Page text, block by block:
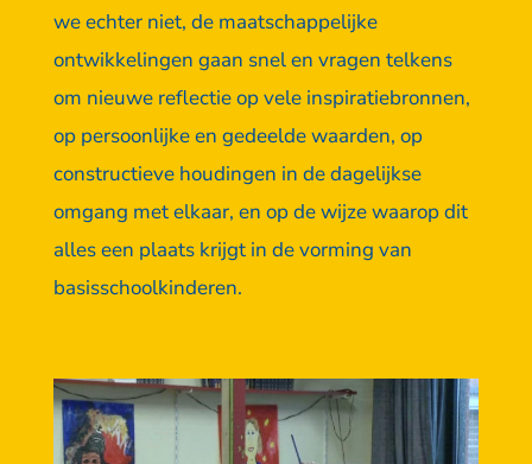
we echter niet, de maatschappelijke
ontwikkelingen gaan snel en vragen telkens
om nieuwe reflectie op vele inspiratiebronnen,
op persoonlijke en gedeelde waarden, op
constructieve houdingen in de dagelijkse
omgang met elkaar, en op de wijze waarop dit
alles een plaats krijgt in de vorming van
basisschoolkinderen.